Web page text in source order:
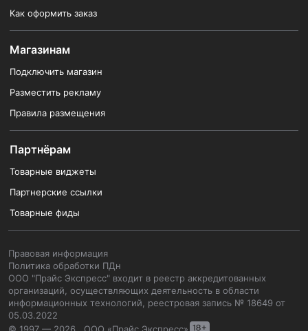
Как оформить заказ
Магазинам
Подключить магазин
Разместить рекламу
Правила размещения
Партнёрам
Товарные виджеты
Партнерские ссылки
Товарные фиды
Правовая информация
Политика обработки ПДн
ООО "Прайс Экспресс" входит в реестр аккредитованных
организаций, осуществляющих деятельность в области
информационных технологий, реестровая запись № 18649 от
05.03.2022